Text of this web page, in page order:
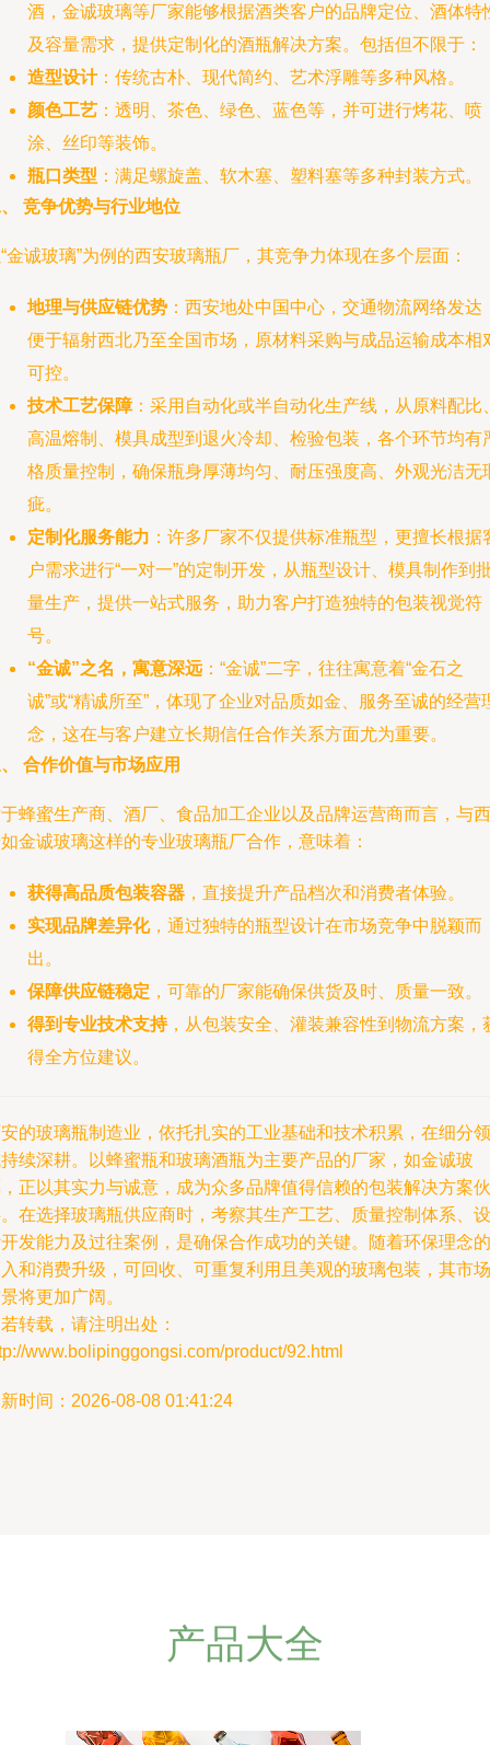
酒，金诚玻璃等厂家能够根据酒类客户的品牌定位、酒体特
及容量需求，提供定制化的酒瓶解决方案。包括但不限于：
造型设计：传统古朴、现代简约、艺术浮雕等多种风格。
颜色工艺 ：透明、茶色、绿色、蓝色等，并可进行烤花、喷
涂、丝印等装饰。
瓶口类型 ：满足螺旋盖、软木塞、塑料塞等多种封装方式。
竞争优势与行业地位
金诚玻璃”为例的西安玻璃瓶厂，其竞争力体现在多个层面：
地理与供应链优势 ：西安地处中国中心，交通物流网络发达
便于辐射西北乃至全国市场，原材料采购与成品运输成本相
可控。
技术工艺保障：采用自动化或半自动化生产线，从原料配比
高温熔制、模具成型到退火冷却、检验包装，各个环节均有
格质量控制，确保瓶身厚薄均匀、耐压强度高、外观光洁无
疵。
定制化服务能力 ：许多厂家不仅提供标准瓶型，更擅长根据
户需求进行“一对一”的定制开发，从瓶型设计、模具制作到
量生产，提供一站式服务，助力客户打造独特的包装视觉符
号。
“金诚”之名，寓意深远 ：“金诚”二字，往往寓意着“金石之
诚”或“精诚所至”，体现了企业对品质如金、服务至诚的经营
念，这在与客户建立长期信任合作关系方面尤为重要。
合作价值与市场应用
蜂蜜生产商、酒厂、食品加工企业以及品牌运营商而言，与西
金诚玻璃这样的专业玻璃瓶厂合作，意味着：
获得高品质包装容器 ，直接提升产品档次和消费者体验。
实现品牌差异化，通过独特的瓶型设计在市场竞争中脱颖而
出。
保障供应链稳定 ，可靠的厂家能确保供货及时、质量一致。
得到专业技术支持，从包装安全、灌装兼容性到物流方案，
得全方位建议。
的玻璃瓶制造业，依托扎实的工业基础和技术积累，在细分领
续深耕。以蜂蜜瓶和玻璃酒瓶为主要产品的厂家，如金诚玻
正以其实力与诚意，成为众多品牌值得信赖的包装解决方案伙
在选择玻璃瓶供应商时，考察其生产工艺、质量控制体系、设
发能力及过往案例，是确保合作成功的关键。随着环保理念的
和消费升级，可回收、可重复利用且美观的玻璃包装，其市场
将更加广阔。
转载，请注明出处：
www.bolipinggongsi.com/product/92.html
时间：2026-08-08 01:41:24
产品大全